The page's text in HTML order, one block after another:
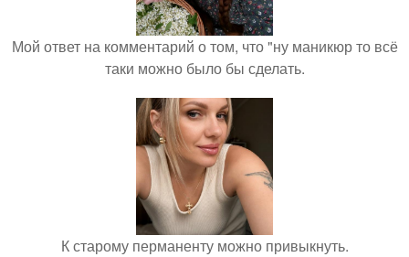
Мой ответ на комментарий о том, что "ну маникюр то всё
таки можно было бы сделать.
К старому перманенту можно привыкнуть.